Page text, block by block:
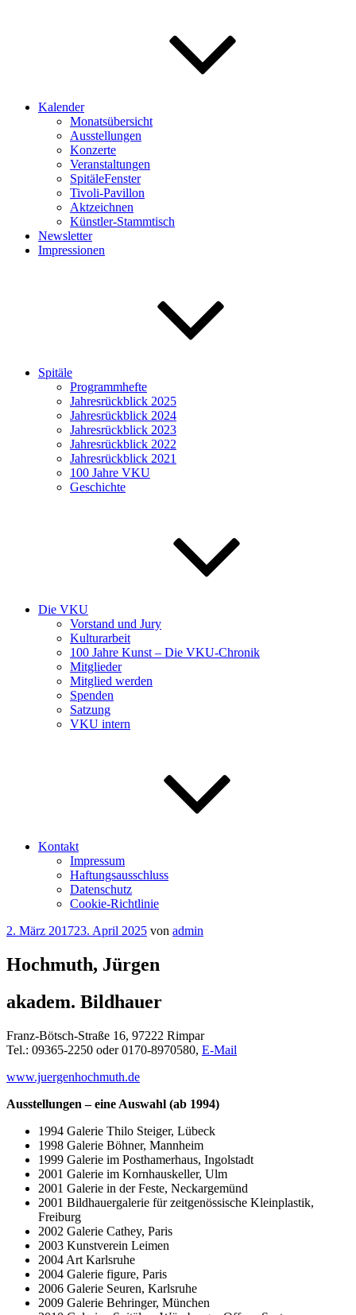
Kalender
Monatsübersicht
Ausstellungen
Konzerte
Veranstaltungen
SpitäleFenster
Tivoli-Pavillon
Aktzeichnen
Künstler-Stammtisch
Newsletter
Impressionen
Spitäle
Programmhefte
Jahresrückblick 2025
Jahresrückblick 2024
Jahresrückblick 2023
Jahresrückblick 2022
Jahresrückblick 2021
100 Jahre VKU
Geschichte
Die VKU
Vorstand und Jury
Kulturarbeit
100 Jahre Kunst – Die VKU-Chronik
Mitglieder
Mitglied werden
Spenden
Satzung
VKU intern
Kontakt
Impressum
Haftungsausschluss
Datenschutz
Cookie-Richtlinie
Veröffentlicht
2. März 201723. April 2025 von admin
Hochmuth, Jürgen
akadem. Bildhauer
Franz-Bötsch-Straße 16, 97222 Rimpar
Tel.: 09365-2250 oder 0170-8970580, E-Mail
www.juergenhochmuth.de
Ausstellungen – eine Auswahl (ab 1994)
1994 Galerie Thilo Steiger, Lübeck
1998 Galerie Böhner, Mannheim
1999 Galerie im Posthamerhaus, Ingolstadt
2001 Galerie im Kornhauskeller, Ulm
2001 Galerie in der Feste, Neckargemünd
2001 Bildhauergalerie für zeitgenössische Kleinplastik,
Freiburg
2002 Galerie Cathey, Paris
2003 Kunstverein Leimen
2004 Art Karlsruhe
2004 Galerie figure, Paris
2006 Galerie Seuren, Karlsruhe
2009 Galerie Behringer, München